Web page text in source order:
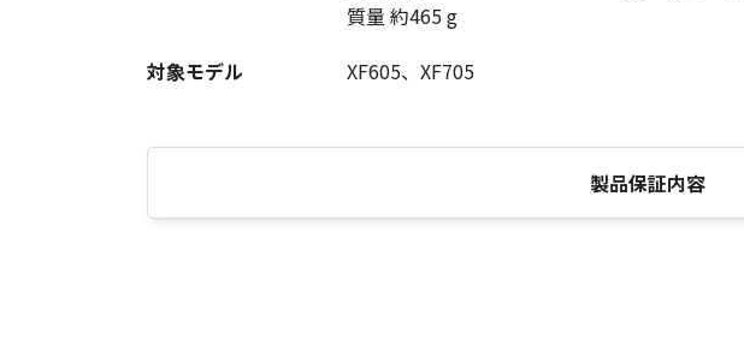
質量 約465 g
対象モデル
XF605、XF705
製品保証内容